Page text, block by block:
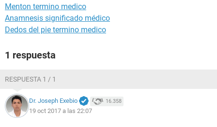
Menton termino medico
Anamnesis significado médico
Dedos del pie termino medico
1 respuesta
RESPUESTA 1 / 1
Dr. Joseph Exebio 16.358
19 oct 2017 a las 22:07